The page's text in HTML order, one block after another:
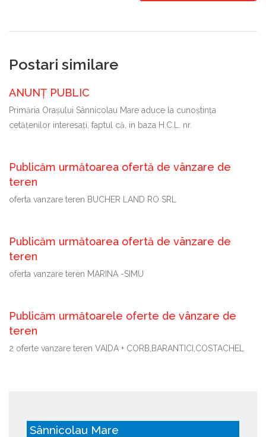
Postari similare
ANUNȚ PUBLIC
Primăria Oraşului Sânnicolau Mare aduce la cunoştinţa
cetăţenilor interesaţi, faptul că, in baza H.C.L. nr.
Publicăm următoarea ofertă de vânzare de
teren
oferta vanzare teren BUCHER LAND RO SRL
Publicăm următoarea ofertă de vânzare de
teren
oferta vanzare teren MARINA -SIMU
Publicăm următoarele oferte de vânzare de
teren
2 oferte vanzare teren VAIDA + CORB,BARANTICI,COSTACHEL
Sânnicolau Mare